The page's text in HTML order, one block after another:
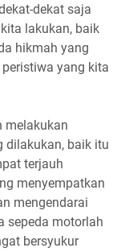
dekat saja
lakukan, baik
hikmah yang
yang kita
melakukan
dilakukan, baik itu
terjauh
menyempatkan
mengendarai
sepeda motorlah
bersyukur